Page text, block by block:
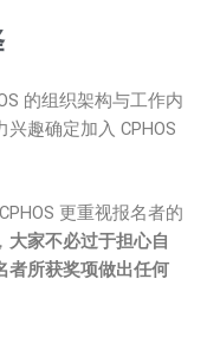
的组织架构与工作内
趣确定加入 CPHOS
更重视报名者的
大家不必过于担心自
者所获奖项做出任何